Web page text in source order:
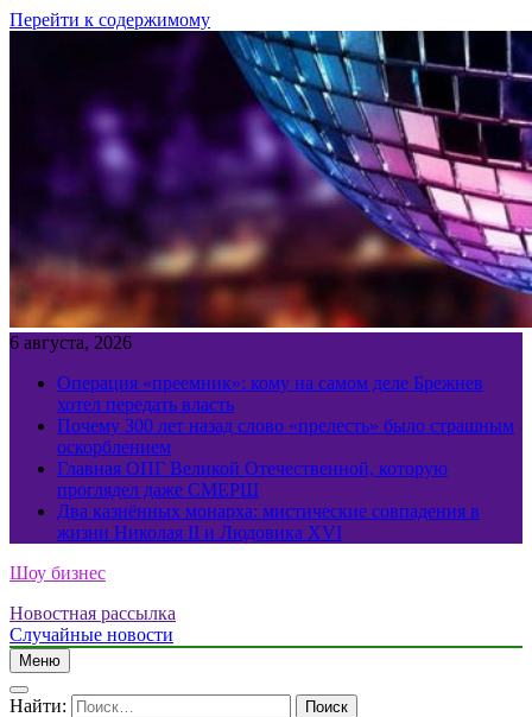
Перейти к содержимому
6 августа, 2026
Операция «преемник»: кому на самом деле Брежнев
хотел передать власть
Почему 300 лет назад слово «прелесть» было страшным
оскорблением
Главная ОПГ Великой Отечественной, которую
проглядел даже СМЕРШ
Два казнённых монарха: мистические совпадения в
жизни Николая II и Людовика XVI
Шоу бизнес
Новостная рассылка
Случайные новости
Меню
Найти: